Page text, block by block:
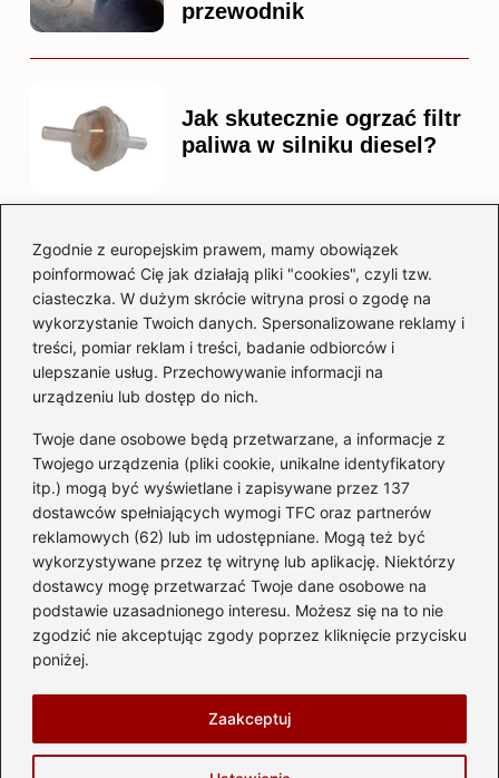
Zgodnie z europejskim prawem, mamy obowiązek
poinformować Cię jak działają pliki "cookies", czyli tzw.
ciasteczka. W dużym skrócie witryna prosi o zgodę na
wykorzystanie Twoich danych. Spersonalizowane reklamy i
treści, pomiar reklam i treści, badanie odbiorców i
ulepszanie usług. Przechowywanie informacji na
urządzeniu lub dostęp do nich.
Twoje dane osobowe będą przetwarzane, a informacje z
Twojego urządzenia (pliki cookie, unikalne identyfikatory
itp.) mogą być wyświetlane i zapisywane przez 137
dostawców spełniających wymogi TFC oraz partnerów
reklamowych (62) lub im udostępniane. Mogą też być
wykorzystywane przez tę witrynę lub aplikację. Niektórzy
dostawcy mogę przetwarzać Twoje dane osobowe na
podstawie uzasadnionego interesu. Możesz się na to nie
zgodzić nie akceptując zgody poprzez kliknięcie przycisku
poniżej.
Zaakceptuj
przewodnik
Jak skutecznie ogrzać filtr
paliwa w silniku diesel?
Czy warto kupować
diesla? Przewodnik dla
przyszłych właścicieli
Kategorie
Akumulator(74)
Benzyna i Diesel(87)
Motocykle(49)
Opony(81)
Prawo jazdy(77)
Samochody(238)
Silnik(83)
Prywatność Zasady użytkowania